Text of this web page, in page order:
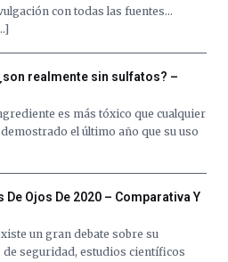
con todas las fuentes…
realmente sin sulfatos? –
es más tóxico que cualquier
el último año que su uso
Ojos De 2020 – Comparativa Y
un gran debate sobre su
seguridad, estudios científicos